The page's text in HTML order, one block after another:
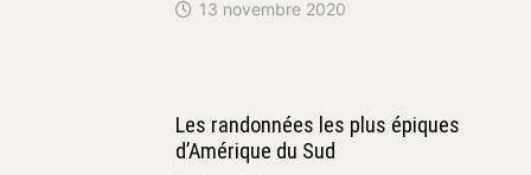
13 novembre 2020
Les randonnées les plus épiques
d’Amérique du Sud